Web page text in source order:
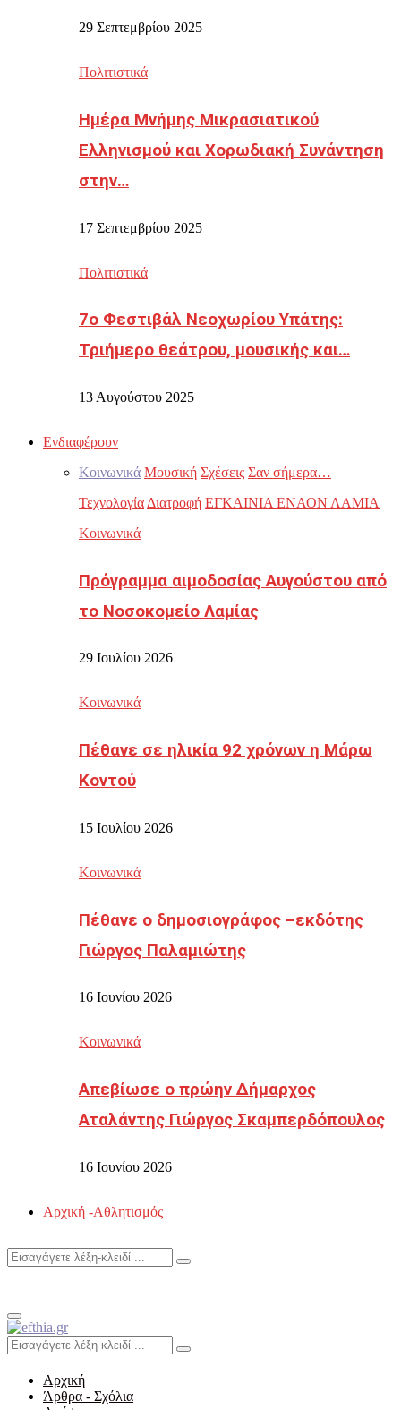
29 Σεπτεμβρίου 2025
Πολιτιστικά
Ημέρα Μνήμης Μικρασιατικού
Ελληνισμού και Χορωδιακή Συνάντηση
στην…
17 Σεπτεμβρίου 2025
Πολιτιστικά
7ο Φεστιβάλ Νεοχωρίου Υπάτης:
Τριήμερο θεάτρου, μουσικής και…
13 Αυγούστου 2025
Ενδιαφέρουν
Κοινωνικά Μουσική Σχέσεις Σαν σήμερα…
Τεχνολογία Διατροφή ΕΓΚΑΙΝΙΑ ΕΝΑΟΝ ΛΑΜΙΑ
Κοινωνικά
Πρόγραμμα αιμοδοσίας Αυγούστου από
το Νοσοκομείο Λαμίας
29 Ιουλίου 2026
Κοινωνικά
Πέθανε σε ηλικία 92 χρόνων η Μάρω
Κοντού
15 Ιουλίου 2026
Κοινωνικά
Πέθανε ο δημοσιογράφος –εκδότης
Γιώργος Παλαμιώτης
16 Ιουνίου 2026
Κοινωνικά
Απεβίωσε ο πρώην Δήμαρχος
Αταλάντης Γιώργος Σκαμπερδόπουλος
16 Ιουνίου 2026
Αρχική -Αθλητισμός
Search
Search
Primary
Menu
Search
for:
Search
Αρχική
Άρθρα - Σχόλια